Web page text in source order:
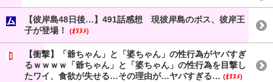
【彼岸島48日後…】491話感想 現彼岸島のボス、彼岸王
子が登場！
(ｵﾇﾇﾒ)
【衝撃】「爺ちゃん」と「婆ちゃん」の性行為がヤバすぎ
るｗｗｗｗ「爺ちゃん」と「婆ちゃん」の性行為を目撃し
たワイ、食欲が失せる…その理由が…ヤバすぎる… (ｵﾇﾇﾒ)